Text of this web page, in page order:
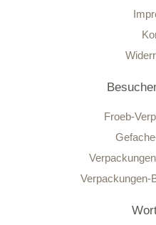
Froeb-
Verpackungen-